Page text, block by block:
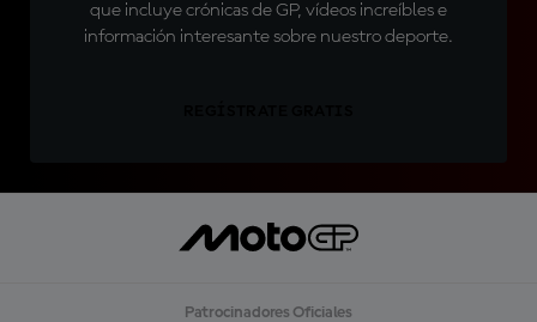
que incluye crónicas de GP, vídeos increíbles e
información interesante sobre nuestro deporte.
Patrocinadores Oficiales